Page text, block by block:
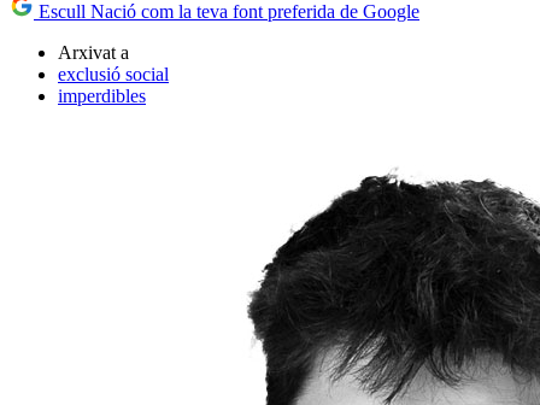
Escull Nació com la teva font preferida de Google
Arxivat a
exclusió social
imperdibles